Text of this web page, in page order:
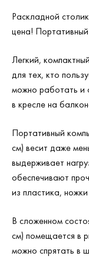
Раскладной
цена!
Легкий,
для тех, кто
можно работать и
в кресле на
Портативный
см) весит даже
выдерживает
обеспечивают
из пластика,
В сложенном
см) помещается в
можно спрятать в